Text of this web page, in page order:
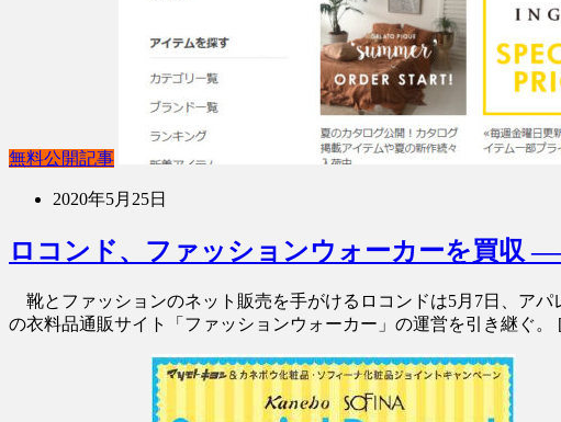
無料公開記事
2020年5月25日
ロコンド、ファッションウォーカーを買収
靴とファッションのネット販売を手がけるロコンドは5月7日、ア
の衣料品通販サイト「ファッションウォーカー」の運営を引き継ぐ